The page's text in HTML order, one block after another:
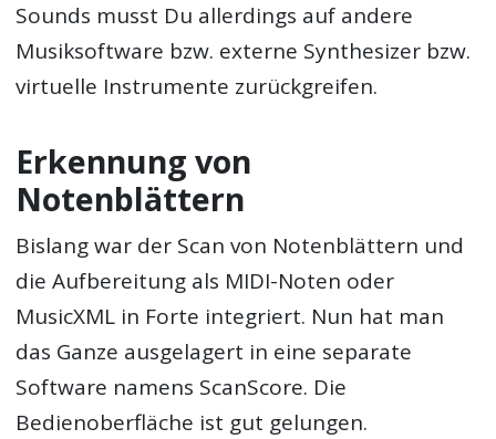
Sounds musst Du allerdings auf andere
Musiksoftware bzw. externe Synthesizer bzw.
virtuelle Instrumente zurückgreifen.
Erkennung von
Notenblättern
Bislang war der Scan von Notenblättern und
die Aufbereitung als MIDI-Noten oder
MusicXML in Forte integriert. Nun hat man
das Ganze ausgelagert in eine separate
Software namens ScanScore. Die
Bedienoberfläche ist gut gelungen.